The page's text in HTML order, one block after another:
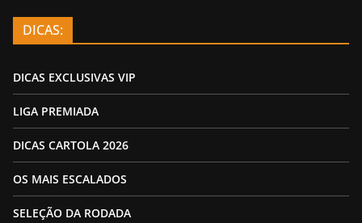
DICAS:
DICAS EXCLUSIVAS VIP
LIGA PREMIADA
DICAS CARTOLA 2026
OS MAIS ESCALADOS
SELEÇÃO DA RODADA